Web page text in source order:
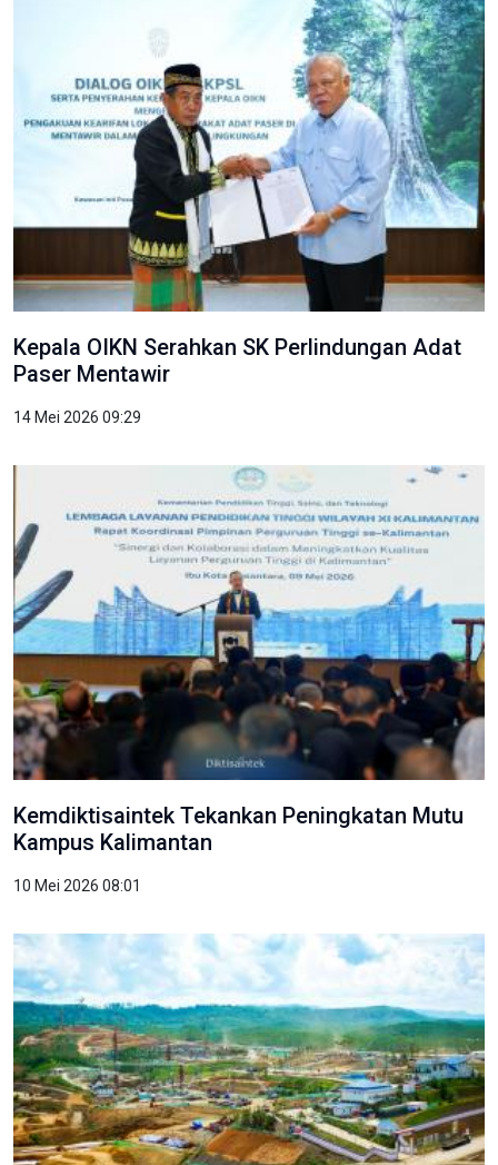
Kepala OIKN Serahkan SK Perlindungan Adat
Paser Mentawir
14 Mei 2026 09:29
Kemdiktisaintek Tekankan Peningkatan Mutu
Kampus Kalimantan
10 Mei 2026 08:01